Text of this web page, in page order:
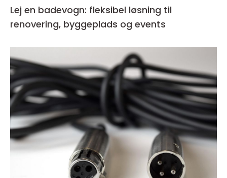
Lej en badevogn: fleksibel løsning til
renovering, byggeplads og events